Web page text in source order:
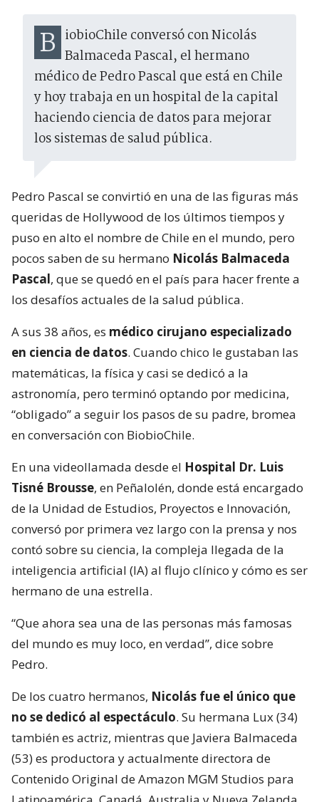
BiobioChile conversó con Nicolás Balmaceda Pascal, el hermano
médico de Pedro Pascal que está en Chile
y hoy trabaja en un hospital de la capital
haciendo ciencia de datos para mejorar
los sistemas de salud pública.
Pedro Pascal se convirtió en una de las figuras más
queridas de Hollywood de los últimos tiempos y
puso en alto el nombre de Chile en el mundo, pero
pocos saben de su hermano Nicolás Balmaceda
Pascal, que se quedó en el país para hacer frente a
los desafíos actuales de la salud pública.
A sus 38 años, es médico cirujano especializado
en ciencia de datos. Cuando chico le gustaban las
matemáticas, la física y casi se dedicó a la
astronomía, pero terminó optando por medicina,
“obligado” a seguir los pasos de su padre, bromea
en conversación con BiobioChile.
En una videollamada desde el Hospital Dr. Luis
Tisné Brousse, en Peñalolén, donde está encargado
de la Unidad de Estudios, Proyectos e Innovación,
conversó por primera vez largo con la prensa y nos
contó sobre su ciencia, la compleja llegada de la
inteligencia artificial (IA) al flujo clínico y cómo es ser
hermano de una estrella.
“Que ahora sea una de las personas más famosas
del mundo es muy loco, en verdad”, dice sobre
Pedro.
De los cuatro hermanos, Nicolás fue el único que
no se dedicó al espectáculo. Su hermana Lux (34)
también es actriz, mientras que Javiera Balmaceda
(53) es productora y actualmente directora de
Contenido Original de Amazon MGM Studios para